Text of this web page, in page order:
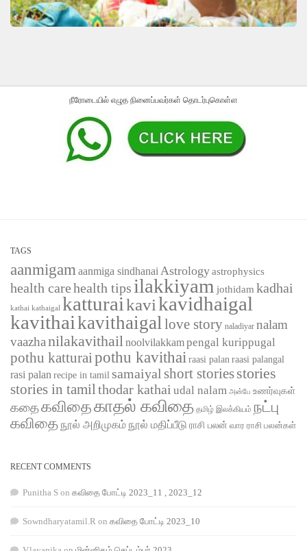
நீரோடையில் எழுத நினைப்பவர்கள் தொடர்புகொள்ள
TAGS
aanmigamaanmiga sindhanai Astrologyastrophysics
health carehealth tips ilakkiyam jothidam kadhai
kathai kathaigal katturaikavikavidhaigal
kavithaikavithaigallove story naladiyar nalam
vaazhanilakavithailnoolvilakkampengal kurippugal
pothu katturaipothu kavithai raasi palan raasi palangal
rasi palan recipe in tamil samaiyal short storiesstories
stories in tamilthodar kathai udal nalam அன்பே உணர்வுகள்
கதைகவிதைகாதல் கவிதை தமிழ் இலக்கியம் நட்பு
கவிதை நூல் அறிமுகம் நூல் மதிப்பீடு ராசி பலன் வார ராசி பலன்கள்
RECENT COMMENTS
Punitha S on கவிதை போட்டி 2023_11 , 2023_12
Sowndharyatamil.R on கவிதை போட்டி 2023_10